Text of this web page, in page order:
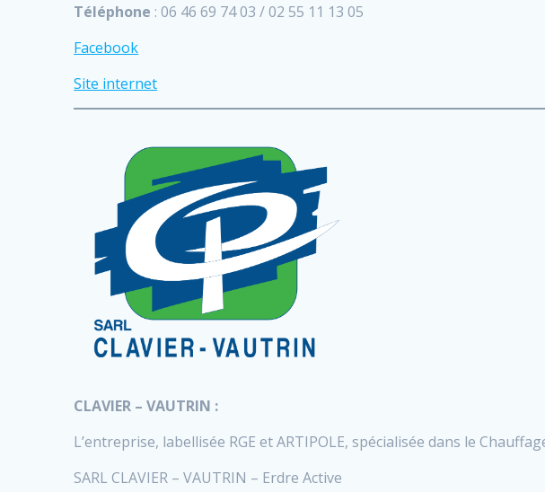
Téléphone : 06 46 69 74 03 / 02 55 11 13 05
Facebook
Site internet
CLAVIER – VAUTRIN :
L’entreprise, labellisée RGE et ARTIPOLE, spécialisée dans le
SARL CLAVIER – VAUTRIN – Erdre Active